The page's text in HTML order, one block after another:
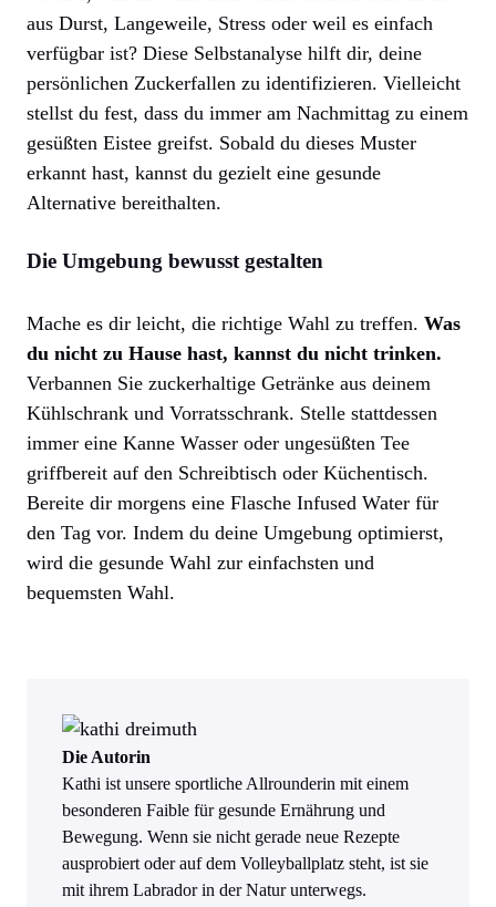
aus Durst, Langeweile, Stress oder weil es einfach
verfügbar ist? Diese Selbstanalyse hilft dir, deine
persönlichen Zuckerfallen zu identifizieren. Vielleicht
stellst du fest, dass du immer am Nachmittag zu einem
gesüßten Eistee greifst. Sobald du dieses Muster
erkannt hast, kannst du gezielt eine gesunde
Alternative bereithalten.
Die Umgebung bewusst gestalten
Mache es dir leicht, die richtige Wahl zu treffen. Was
du nicht zu Hause hast, kannst du nicht trinken.
Verbannen Sie zuckerhaltige Getränke aus deinem
Kühlschrank und Vorratsschrank. Stelle stattdessen
immer eine Kanne Wasser oder ungesüßten Tee
griffbereit auf den Schreibtisch oder Küchentisch.
Bereite dir morgens eine Flasche Infused Water für
den Tag vor. Indem du deine Umgebung optimierst,
wird die gesunde Wahl zur einfachsten und
bequemsten Wahl.
Die Autorin
Kathi ist unsere sportliche Allrounderin mit einem
besonderen Faible für gesunde Ernährung und
Bewegung. Wenn sie nicht gerade neue Rezepte
ausprobiert oder auf dem Volleyballplatz steht, ist sie
mit ihrem Labrador in der Natur unterwegs.